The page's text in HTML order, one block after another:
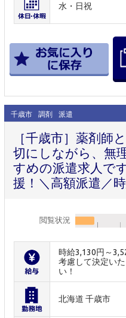
水・日祝
千歳市 調剤 派遣
［千歳市］薬剤師
切にしながら、無
すめの派遣求人で
援！＼高額派遣／
閲覧状況
時給3,130円～
考慮して決定い
い！
北海道 千歳市